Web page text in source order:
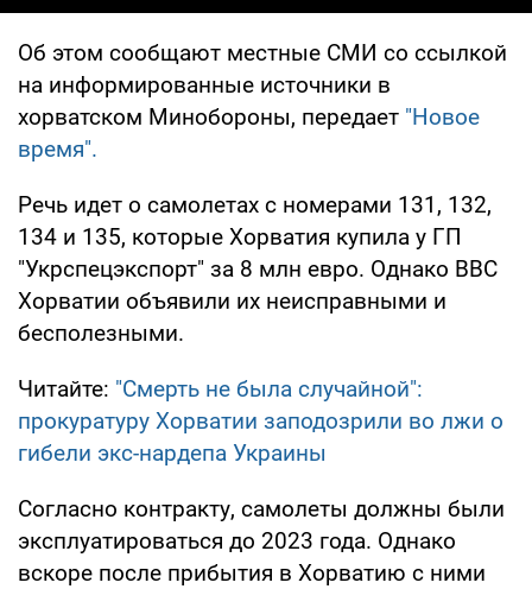
Об этом сообщают местные СМИ со ссылкой
на информированные источники в
хорватском Минобороны, передает "Новое
время".
Речь идет о самолетах с номерами 131, 132,
134 и 135, которые Хорватия купила у ГП
"Укрспецэкспорт" за 8 млн евро. Однако ВВС
Хорватии объявили их неисправными и
бесполезными.
Читайте: "Смерть не была случайной":
прокуратуру Хорватии заподозрили во лжи о
гибели экс-нардепа Украины
Согласно контракту, самолеты должны были
эксплуатироваться до 2023 года. Однако
вскоре после прибытия в Хорватию с ними